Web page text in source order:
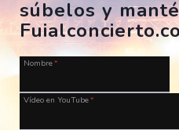
súbelos y
Nombre*
Vídeo en YouTube*